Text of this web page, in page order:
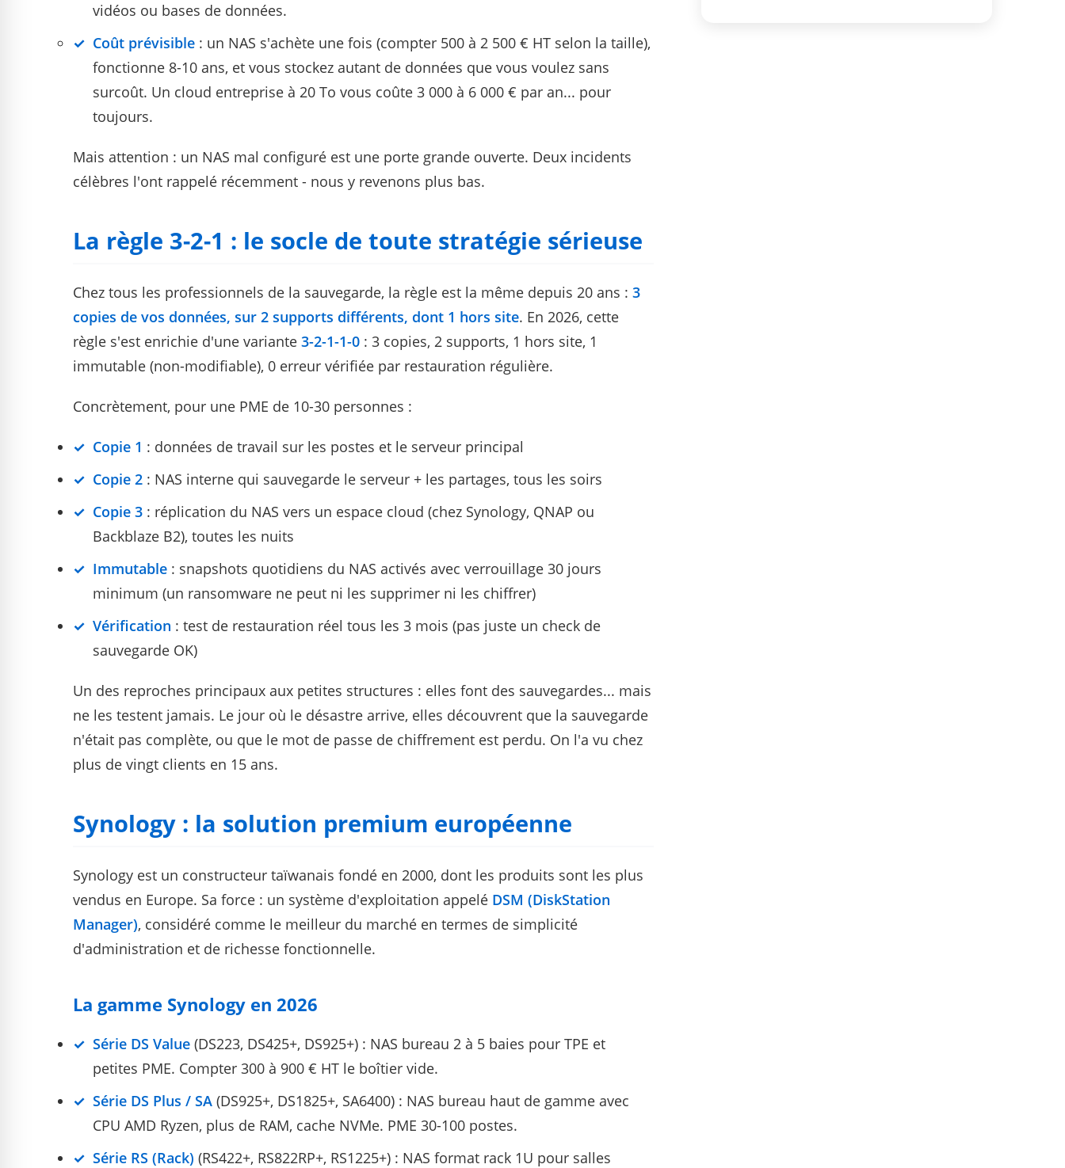
vidéos ou bases de données.
Coût prévisible : un NAS s'achète une fois (compter 500 à 2 500 € HT selon la taille),
fonctionne 8-10 ans, et vous stockez autant de données que vous voulez sans
surcoût. Un cloud entreprise à 20 To vous coûte 3 000 à 6 000 € par an... pour
toujours.
Mais attention : un NAS mal configuré est une porte grande ouverte. Deux incidents
célèbres l'ont rappelé récemment - nous y revenons plus bas.
La règle 3-2-1 : le socle de toute stratégie sérieuse
Chez tous les professionnels de la sauvegarde, la règle est la même depuis 20 ans : 3
copies de vos données, sur 2 supports différents, dont 1 hors site. En 2026, cette
règle s'est enrichie d'une variante 3-2-1-1-0 : 3 copies, 2 supports, 1 hors site, 1
immutable (non-modifiable), 0 erreur vérifiée par restauration régulière.
Concrètement, pour une PME de 10-30 personnes :
Copie 1 : données de travail sur les postes et le serveur principal
Copie 2 : NAS interne qui sauvegarde le serveur + les partages, tous les soirs
Copie 3 : réplication du NAS vers un espace cloud (chez Synology, QNAP ou
Backblaze B2), toutes les nuits
Immutable : snapshots quotidiens du NAS activés avec verrouillage 30 jours
minimum (un ransomware ne peut ni les supprimer ni les chiffrer)
Vérification : test de restauration réel tous les 3 mois (pas juste un check de
sauvegarde OK)
Un des reproches principaux aux petites structures : elles font des sauvegardes... mais
ne les testent jamais. Le jour où le désastre arrive, elles découvrent que la sauvegarde
n'était pas complète, ou que le mot de passe de chiffrement est perdu. On l'a vu chez
plus de vingt clients en 15 ans.
Synology : la solution premium européenne
Synology est un constructeur taïwanais fondé en 2000, dont les produits sont les plus
vendus en Europe. Sa force : un système d'exploitation appelé DSM (DiskStation
Manager), considéré comme le meilleur du marché en termes de simplicité
d'administration et de richesse fonctionnelle.
La gamme Synology en 2026
Série DS Value (DS223, DS425+, DS925+) : NAS bureau 2 à 5 baies pour TPE et
petites PME. Compter 300 à 900 € HT le boîtier vide.
Série DS Plus / SA (DS925+, DS1825+, SA6400) : NAS bureau haut de gamme avec
CPU AMD Ryzen, plus de RAM, cache NVMe. PME 30-100 postes.
Série RS (Rack) (RS422+, RS822RP+, RS1225+) : NAS format rack 1U pour salles